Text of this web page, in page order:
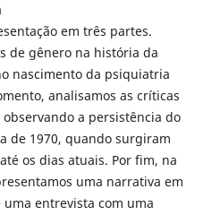
em três partes.
de gênero na história da
nascimento da psiquiatria
analisamos as críticas
a persistência do
de 1970, quando surgiram
os dias atuais. Por fim, na
uma narrativa em
entrevista com uma